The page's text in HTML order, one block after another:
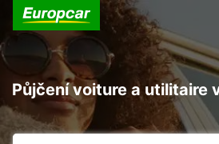
Půjčení voiture a utilitaire